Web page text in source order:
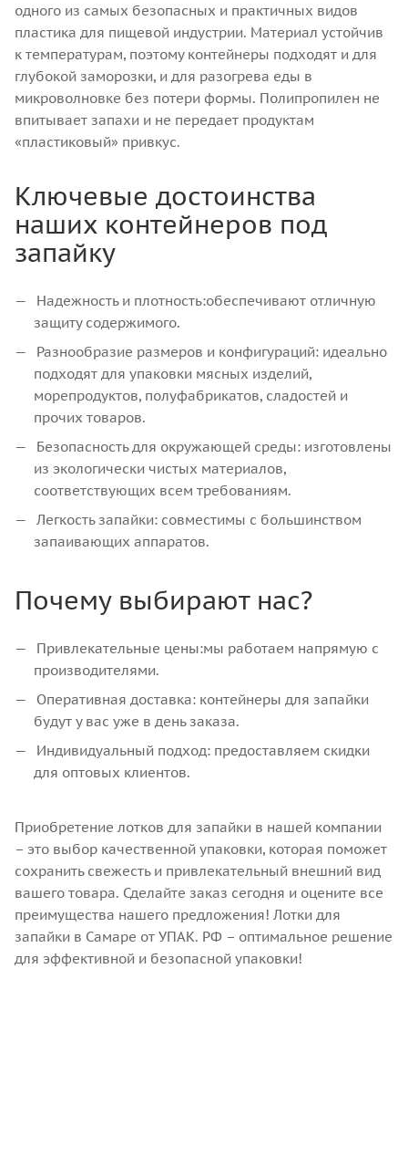
одного из самых безопасных и практичных видов
пластика для пищевой индустрии. Материал устойчив
к температурам, поэтому контейнеры подходят и для
глубокой заморозки, и для разогрева еды в
микроволновке без потери формы. Полипропилен не
впитывает запахи и не передает продуктам
«пластиковый» привкус.
Ключевые достоинства
наших контейнеров под
запайку
Надежность и плотность:обеспечивают отличную
защиту содержимого.
Разнообразие размеров и конфигураций: идеально
подходят для упаковки мясных изделий,
морепродуктов, полуфабрикатов, сладостей и
прочих товаров.
Безопасность для окружающей среды: изготовлены
из экологически чистых материалов,
соответствующих всем требованиям.
Легкость запайки: совместимы с большинством
запаивающих аппаратов.
Почему выбирают нас?
Привлекательные цены:мы работаем напрямую с
производителями.
Оперативная доставка: контейнеры для запайки
будут у вас уже в день заказа.
Индивидуальный подход: предоставляем скидки
для оптовых клиентов.
Приобретение лотков для запайки в нашей компании
– это выбор качественной упаковки, которая поможет
сохранить свежесть и привлекательный внешний вид
вашего товара. Сделайте заказ сегодня и оцените все
преимущества нашего предложения! Лотки для
запайки в Самаре от УПАК. РФ – оптимальное решение
для эффективной и безопасной упаковки!